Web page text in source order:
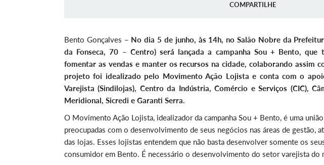
COMPARTILHE
Bento Gonçalves – No dia 5 de junho, às 14h, no Salão Nobre da
da Fonseca, 70 – Centro) será lançada a campanha Sou + Bento,
fomentar as vendas e manter os recursos na cidade, colaborando assim
projeto foi idealizado pelo Movimento Ação Lojista e conta com o
Varejista (Sindilojas), Centro da Indústria, Comércio e Serviços (CIC),
Meridional, Sicredi e Garanti Serra.
O Movimento Ação Lojista, idealizador da campanha Sou + Bento, é uma
preocupadas com o desenvolvimento de seus negócios nas áreas de gestão,
das lojas. Esses lojistas entendem que não basta desenvolver somente os
consumidor em Bento. É necessário o desenvolvimento do setor varejista do